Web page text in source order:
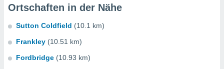
Ortschaften in der Nähe
Sutton Coldfield (10.1 km)
Frankley (10.51 km)
Fordbridge (10.93 km)